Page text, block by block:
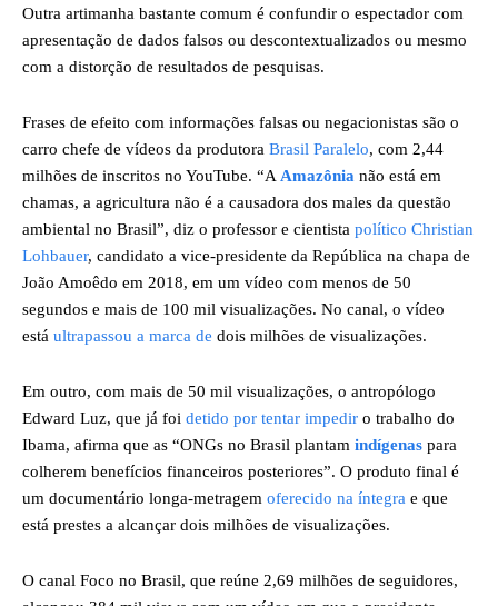
Outra artimanha bastante comum é confundir o espectador com
apresentação de dados falsos ou descontextualizados ou mesmo
com a distorção de resultados de pesquisas.
Frases de efeito com informações falsas ou negacionistas são o
carro chefe de vídeos da produtora Brasil Paralelo, com 2,44
milhões de inscritos no YouTube. “A Amazônia não está em
chamas, a agricultura não é a causadora dos males da questão
ambiental no Brasil”, diz o professor e cientista político Christian
Lohbauer, candidato a vice-presidente da República na chapa de
João Amoêdo em 2018, em um vídeo com menos de 50
segundos e mais de 100 mil visualizações. No canal, o vídeo
está ultrapassou a marca de dois milhões de visualizações.
Em outro, com mais de 50 mil visualizações, o antropólogo
Edward Luz, que já foi detido por tentar impedir o trabalho do
Ibama, afirma que as “ONGs no Brasil plantam indígenas para
colherem benefícios financeiros posteriores”. O produto final é
um documentário longa-metragem oferecido na íntegra e que
está prestes a alcançar dois milhões de visualizações.
O canal Foco no Brasil, que reúne 2,69 milhões de seguidores,